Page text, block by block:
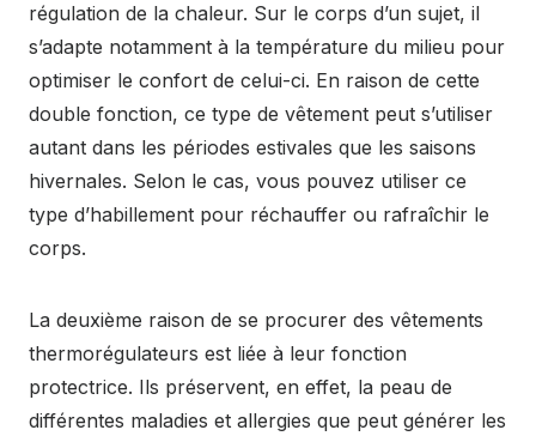
régulation de la chaleur. Sur le corps d’un sujet, il
s’adapte notamment à la température du milieu pour
optimiser le confort de celui-ci. En raison de cette
double fonction, ce type de vêtement peut s’utiliser
autant dans les périodes estivales que les saisons
hivernales. Selon le cas, vous pouvez utiliser ce
type d’habillement pour réchauffer ou rafraîchir le
corps.
La deuxième raison de se procurer des vêtements
thermorégulateurs est liée à leur fonction
protectrice. Ils préservent, en effet, la peau de
différentes maladies et allergies que peut générer les